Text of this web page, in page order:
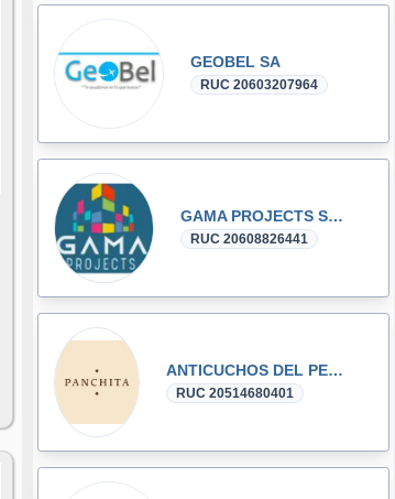
GEOBEL SA
RUC 20603207964
GAMA PROJECTS S.A.C.
RUC 20608826441
ANTICUCHOS DEL PERU S.A.C.
RUC 20514680401